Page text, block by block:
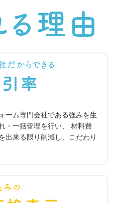
ーム専門会社である強みを生
・一括管理を行い、 材料費
出来る限り削減し、こだわり